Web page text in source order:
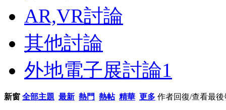
AR,VR討論
其他討論
外地電子展討論1
新窗 全部主題 最新 熱門 熱帖 精華 更多 作者回復/查看最後